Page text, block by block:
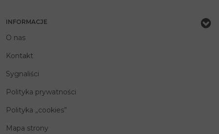
INFORMACJE
O nas
Kontakt
Sygnaliści
Polityka prywatności
Polityka „cookies”
Mapa strony